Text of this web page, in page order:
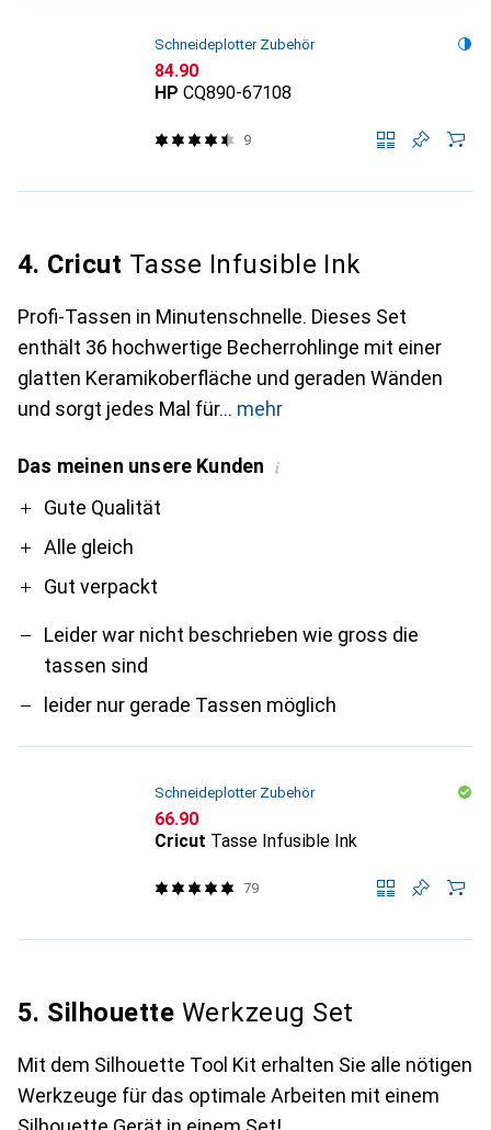
Schneideplotter Zubehör
CHF
84.90
HP CQ890-67108
9
4. Cricut Tasse Infusible Ink
Profi-Tassen in Minutenschnelle. Dieses Set
enthält 36 hochwertige Becherrohlinge mit einer
glatten Keramikoberfläche und geraden Wänden
und sorgt jedes Mal für
mehr
Das meinen unsere Kunden i
ProGute Qualität
Alle gleich
Gut verpackt
Contra
Leider war nicht beschrieben wie gross die
tassen sind
leider nur gerade Tassen möglich
Schneideplotter Zubehör
CHF
66.90
Cricut Tasse Infusible Ink
79
5. Silhouette Werkzeug Set
Mit dem Silhouette Tool Kit erhalten Sie alle nötigen
Werkzeuge für das optimale Arbeiten mit einem